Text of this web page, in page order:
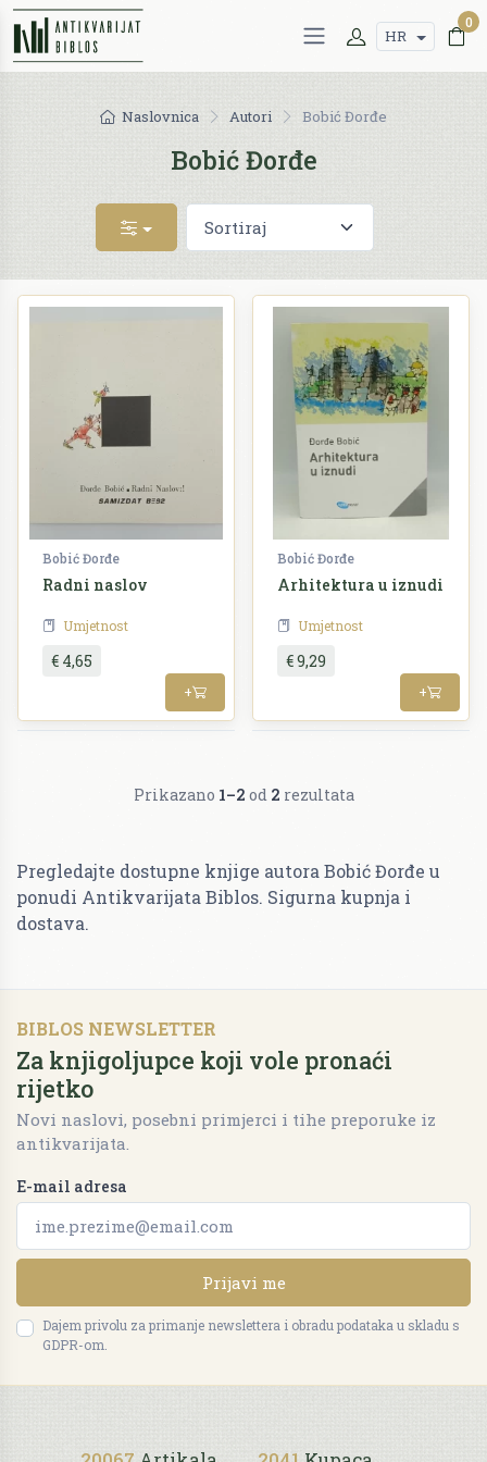
HR
0
Naslovnica Autori Bobić Đorđe
Bobić Đorđe
Bobić Đorđe
Radni naslov
Umjetnost
€ 4,65
+
Bobić Đorđe
Arhitektura u iznudi
Umjetnost
€ 9,29
+
Prikazano 1–2 od 2 rezultata
Pregledajte dostupne knjige autora Bobić Đorđe u
ponudi Antikvarijata Biblos. Sigurna kupnja i
dostava.
BIBLOS NEWSLETTER
Za knjigoljupce koji vole pronaći
rijetko
Novi naslovi, posebni primjerci i tihe preporuke iz
antikvarijata.
E-mail adresa
Prijavi me
Dajem privolu za primanje newslettera i obradu podataka u skladu s
GDPR-om.